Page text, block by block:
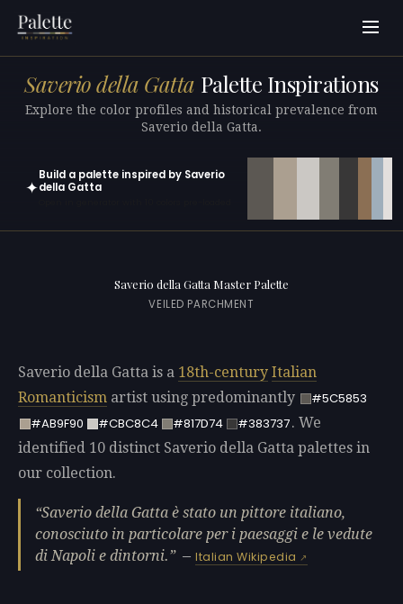
Saverio della Gatta Palette Inspirations
Explore the color profiles and historical prevalence from
Saverio della Gatta.
✦
Build a palette inspired by Saverio
della Gatta
Saverio della Gatta Master Palette
VEILED PARCHMENT
Saverio della Gatta is a 18th-century Italian
Romanticism artist using predominantly
#5C5853
#AB9F90
#CBC8C4 #817D74 #383737. We
identified 10 distinct Saverio della Gatta palettes in
our collection.
Saverio della Gatta è stato un pittore italiano,
conosciuto in particolare per i paesaggi e le vedute
di Napoli e dintorni.
—Italian Wikipedia